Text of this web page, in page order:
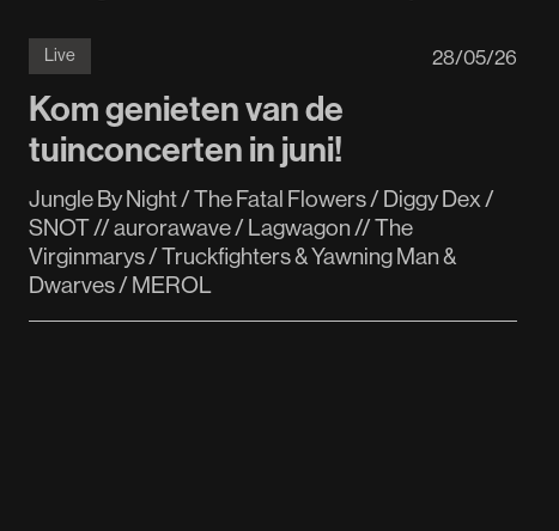
Live 28/05/26
Kom genieten van de
tuinconcerten in juni!
Jungle By Night / The Fatal Flowers / Diggy Dex /
SNOT // aurorawave / Lagwagon // The
Virginmarys / Truckfighters & Yawning Man &
Dwarves / MEROL